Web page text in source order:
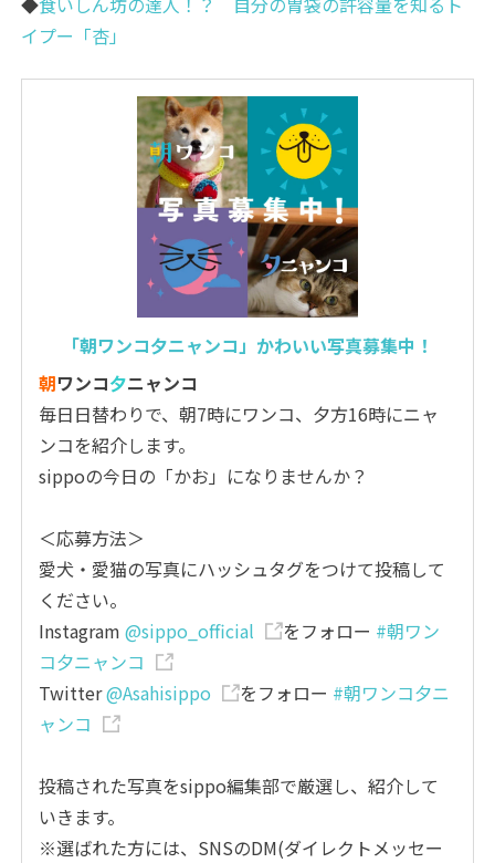
イプー「杏」
「朝ワンコ夕ニャンコ」かわいい写真募集中！
朝ワンコ夕ニャンコ
毎日日替わりで、朝7時にワンコ、夕方16時にニャ
ンコを紹介します。
sippoの今日の「かお」になりませんか？
＜応募方法＞
愛犬・愛猫の写真にハッシュタグをつけて投稿して
ください。
Instagram@sippo_official をフォロー #朝ワン
コ夕ニャンコ
Twitter@Asahisippo をフォロー #朝ワンコ夕ニ
ャンコ
投稿された写真をsippo編集部で厳選し、紹介して
いきます。
※選ばれた方には、SNSのDM(ダイレクトメッセー